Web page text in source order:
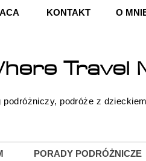
KONTAKT O
Travel
podróżniczy, podróże z
PORADY PODRÓŻNICZE